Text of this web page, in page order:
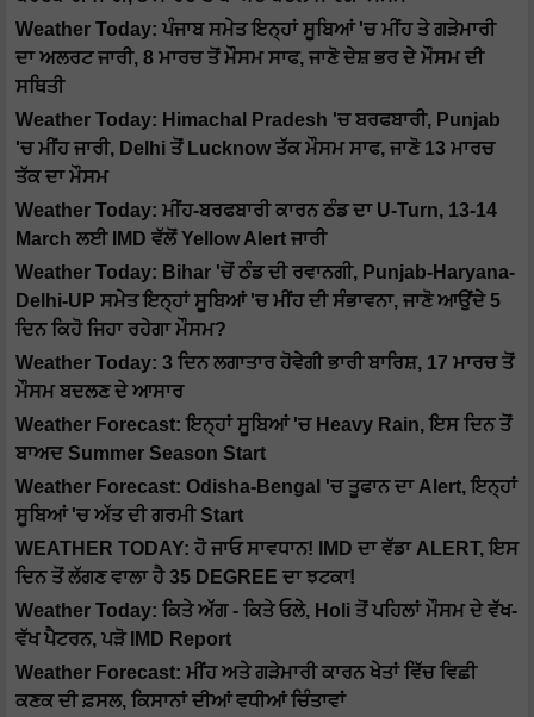
Weather Today: ਪੰਜਾਬ ਸਮੇਤ ਇਨ੍ਹਾਂ ਸੂਬਿਆਂ 'ਚ ਮੀਂਹ ਤੇ ਗੜੇਮਾਰੀ
ਦਾ ਅਲਰਟ ਜਾਰੀ, 8 ਮਾਰਚ ਤੋਂ ਮੌਸਮ ਸਾਫ, ਜਾਣੋ ਦੇਸ਼ ਭਰ ਦੇ ਮੌਸਮ ਦੀ
ਸਥਿਤੀ
Weather Today: Himachal Pradesh 'ਚ ਬਰਫਬਾਰੀ, Punjab
'ਚ ਮੀਂਹ ਜਾਰੀ, Delhi ਤੋਂ Lucknow ਤੱਕ ਮੌਸਮ ਸਾਫ, ਜਾਣੋ 13 ਮਾਰਚ
ਤੱਕ ਦਾ ਮੌਸਮ
Weather Today: ਮੀਂਹ-ਬਰਫਬਾਰੀ ਕਾਰਨ ਠੰਡ ਦਾ U-Turn, 13-14
March ਲਈ IMD ਵੱਲੋਂ Yellow Alert ਜਾਰੀ
Weather Today: Bihar 'ਚੋਂ ਠੰਡ ਦੀ ਰਵਾਨਗੀ, Punjab-Haryana-
Delhi-UP ਸਮੇਤ ਇਨ੍ਹਾਂ ਸੂਬਿਆਂ 'ਚ ਮੀਂਹ ਦੀ ਸੰਭਾਵਨਾ, ਜਾਣੋ ਆਉਂਦੇ 5
ਦਿਨ ਕਿਹੋ ਜਿਹਾ ਰਹੇਗਾ ਮੌਸਮ?
Weather Today: 3 ਦਿਨ ਲਗਾਤਾਰ ਹੋਵੇਗੀ ਭਾਰੀ ਬਾਰਿਸ਼, 17 ਮਾਰਚ ਤੋਂ
ਮੌਸਮ ਬਦਲਣ ਦੇ ਆਸਾਰ
Weather Forecast: ਇਨ੍ਹਾਂ ਸੂਬਿਆਂ 'ਚ Heavy Rain, ਇਸ ਦਿਨ ਤੋਂ
ਬਾਅਦ Summer Season Start
Weather Forecast: Odisha-Bengal 'ਚ ਤੂਫਾਨ ਦਾ Alert, ਇਨ੍ਹਾਂ
ਸੂਬਿਆਂ 'ਚ ਅੱਤ ਦੀ ਗਰਮੀ Start
WEATHER TODAY: ਹੋ ਜਾਓ ਸਾਵਧਾਨ! IMD ਦਾ ਵੱਡਾ ALERT, ਇਸ
ਦਿਨ ਤੋਂ ਲੱਗਣ ਵਾਲਾ ਹੈ 35 DEGREE ਦਾ ਝਟਕਾ!
Weather Today: ਕਿਤੇ ਅੱਗ - ਕਿਤੇ ਓਲੇ, Holi ਤੋਂ ਪਹਿਲਾਂ ਮੌਸਮ ਦੇ ਵੱਖ-
ਵੱਖ ਪੈਟਰਨ, ਪੜੋ IMD Report
Weather Forecast: ਮੀਂਹ ਅਤੇ ਗੜੇਮਾਰੀ ਕਾਰਨ ਖੇਤਾਂ ਵਿੱਚ ਵਿਛੀ
ਕਣਕ ਦੀ ਫ਼ਸਲ, ਕਿਸਾਨਾਂ ਦੀਆਂ ਵਧੀਆਂ ਚਿੰਤਾਵਾਂ